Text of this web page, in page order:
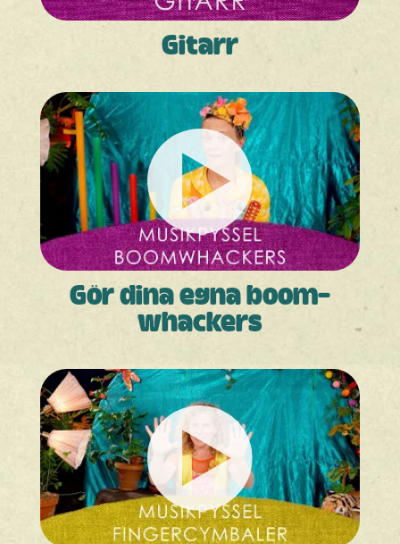
Gitarr
Gör dina egna boom­­­
whackers